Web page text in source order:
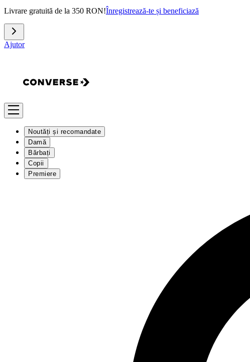
Livrare gratuită de la 350 RON!Înregistrează-te și beneficiază
Ajutor
Noutăți și recomandate
Damă
Bărbați
Copii
Premiere